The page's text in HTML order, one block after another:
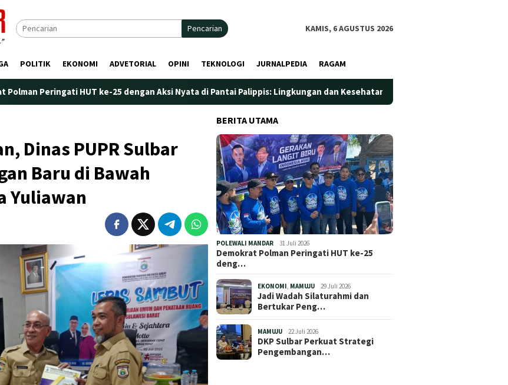
Pencarian KAMIS, 6 AGUSTUS 2026
POLITIK EKONOMI ADVETORIAL OPINI TEKNOLOGI JURNALPEDIA RAGAM
HUT ke-25 dengan Aksi Nyata di Pantai Palippis: Lingkungan dan Kesehatan Jadi Prioritas
Dinas PUPR Sulbar
Baru di Bawah
Yuliawan
BERITA UTAMA
POLEWALI MANDAR 31 Juli 2026
Demokrat Polman Peringati HUT ke-25
deng…
EKONOMI MAMUJU 29 Juli 2026
Jadi Wadah Silaturahmi dan
Bertukar Peng…
MAMUJU 22 Juli 2026
DKP Sulbar Perkuat Strategi
Pengembangan…